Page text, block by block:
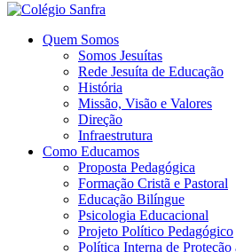
Quem Somos
Somos Jesuítas
Rede Jesuíta de Educação
História
Missão, Visão e Valores
Direção
Infraestrutura
Como Educamos
Proposta Pedagógica
Formação Cristã e Pastoral
Educação Bilíngue
Psicologia Educacional
Projeto Político Pedagógico
Política Interna de